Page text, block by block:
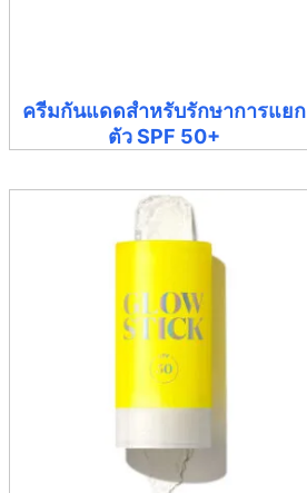
ครีมกันแดดสำหรับรักษาการแยก
ตัว SPF 50+